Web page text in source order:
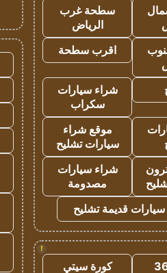
سطحة غرب
الرياض
اقرب سطحة
شراء سيارات
سكراب
موقع شراء
سيارات تشليح
شراء سيارات
مصدومة
قديمة تشليح
!
كورة سيتي